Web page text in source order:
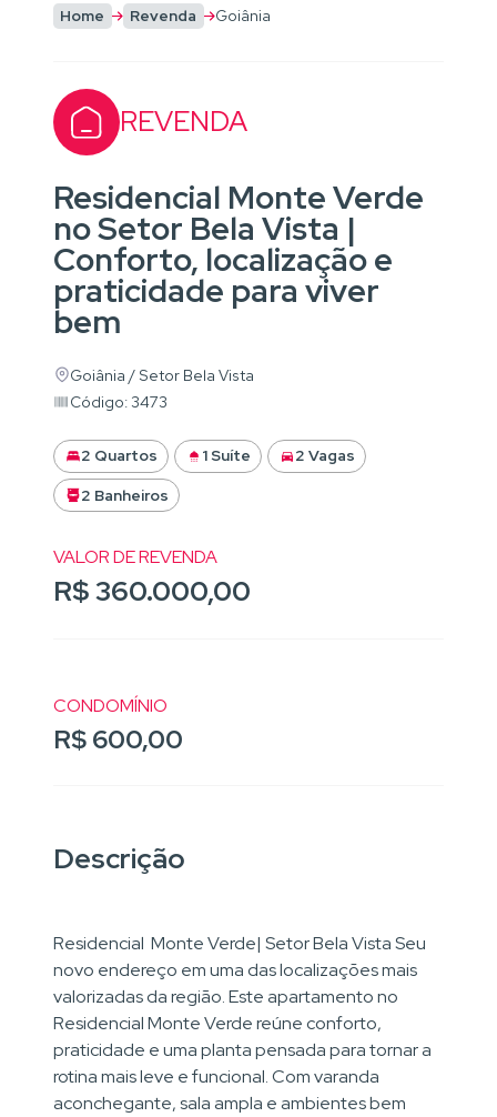
Home Revenda Goiânia
REVENDA
Residencial Monte Verde
no Setor Bela Vista |
Conforto, localização e
praticidade para viver
bem
Goiânia / Setor Bela Vista
Código: 3473
2 Quartos 1 Suíte
2 Vagas
2 Banheiros
VALOR DE REVENDA
R$ 360.000,00
CONDOMÍNIO
R$ 600,00
Descrição
Residencial Monte Verde| Setor Bela Vista Seu
novo endereço em uma das localizações mais
valorizadas da região. Este apartamento no
Residencial Monte Verde reúne conforto,
praticidade e uma planta pensada para tornar a
rotina mais leve e funcional. Com varanda
aconchegante, sala ampla e ambientes bem